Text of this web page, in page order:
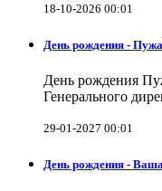
18-10-2026 00:01
День рождения -
День рождения
Генерального
29-01-2027 00:01
День рождения -